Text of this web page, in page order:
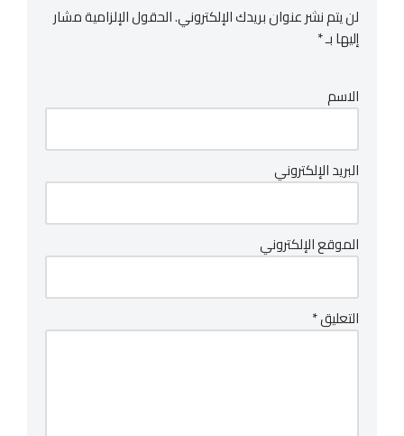
لن يتم نشر عنوان بريدك الإلكتروني.الحقول الإلزامية مشار
إليها بـ*
الاسم
البريد الإلكتروني
الموقع الإلكتروني
التعليق*